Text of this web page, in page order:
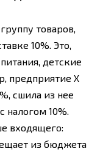
товаров,
10%. Это,
детские
предприятие Х
сшила из нее
налогом 10%.
входящего:
из бюджета